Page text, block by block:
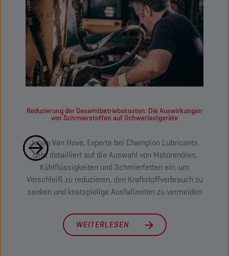
Reduzierung der Gesamtbetriebskosten: Die Auswirkungen
von Schmierstoffen auf Schwerlastgeräte
Johan Van Hove, Experte bei Champion Lubricants,
geht detailliert auf die Auswahl von Motorenölen,
Kühlflüssigkeiten und Schmierfetten ein, um
Verschleiß zu reduzieren, den Kraftstoffverbrauch zu
senken und kostspielige Ausfallzeiten zu vermeiden
WEITERLESEN